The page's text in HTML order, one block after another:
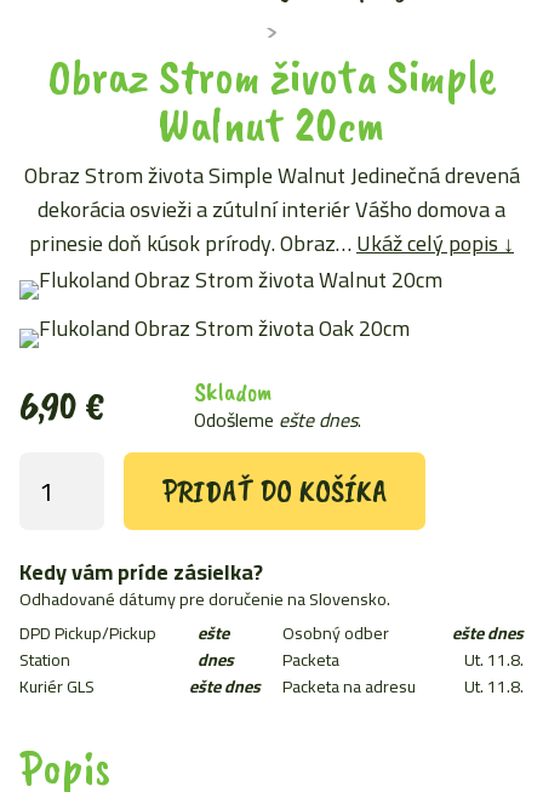
Obraz Strom života Simple
Walnut 20cm
Obraz Strom života Simple Walnut Jedinečná drevená
dekorácia osvieži a zútulní interiér Vášho domova a
prinesie doň kúsok prírody. Obraz…Ukáž celý popis ↓
6,90€ Skladom
Odošleme ešte dnes.
množstvo
života
Simple
Walnut
20cm
PRIDAŤ DO KOŠÍKA
Kedy vám príde zásielka?
Odhadované dátumy pre doručenie na Slovensko.
DPD Pickup/Pickup
Station
ešte
dnes
Kuriér GLS
ešte dnes
Osobný odber
ešte dnes
Packeta
Ut. 11.8.
Packeta na adresu
Ut. 11.8.
Popis